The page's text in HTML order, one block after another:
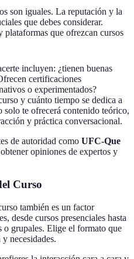
son iguales. La reputación y la
que debes considerar.
que ofrezcan cursos
incluyen: ¿tienen buenas
certificaciones
o experimentados?
y cuánto tiempo se dedica a
te ofrecerá contenido teórico,
y práctica conversacional.
de autoridad como UFC-Que
opiniones de expertos y
Curso
también es un factor
desde cursos presenciales hasta
o grupales. Elige el formato que
necesidades.